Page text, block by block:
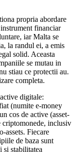
propria abordare
financiar
iar Malta se
la randul ei, a emis
solid. Aceasta
se mutau in
stiau ce protectii au.
completa.
digitale:
(numite e-money
cos de active (asset-
criptomonede, inclusiv
assets. Fiecare
de baza sunt
si stabilitatea